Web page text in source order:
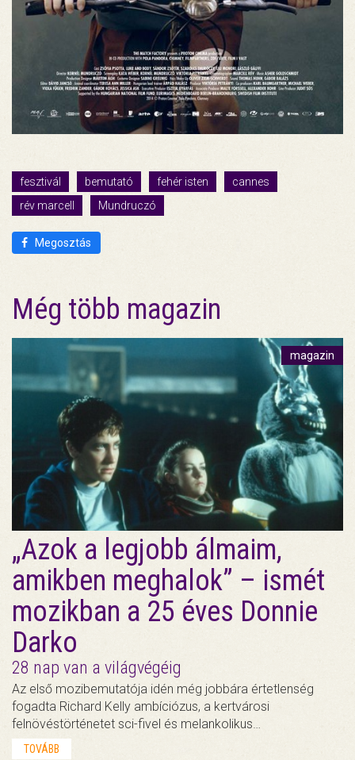
fesztivál bemutató fehér isten
cannes
rév marcell
Mundruczó
Megosztás
Még több magazin
magazin
„Azok a legjobb álmaim,
amikben meghalok” – ismét
mozikban a 25 éves Donnie
Darko
28 nap van a világvégéig
Az első mozibemutatója idén még jobbára értetlenség
fogadta Richard Kelly ambíciózus, a kertvárosi
felnövéstörténetet sci-fivel és melankolikus…
TOVÁBB